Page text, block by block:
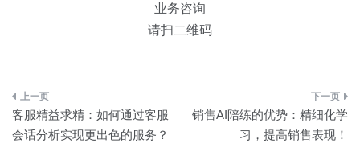
业务咨询
请扫二维码
文
章
客服精益求精：如何通过客服
会话分析实现更出色的服务？
销售AI陪练的优势：精细化学
习，提高销售表现！